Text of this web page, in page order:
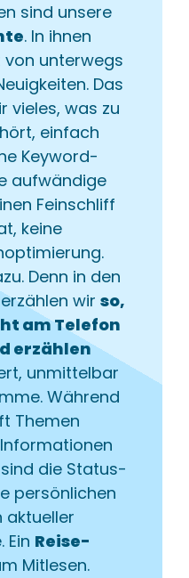
sind unsere
. In ihnen
von unterwegs
Das
vieles, was zu
einfach
Keyword-
aufwändige
Feinschliff
keine
Denn in den
wir so,
am Telefon
erzählen
unmittelbar
Während
Themen
die Status-
persönlichen
aktueller
Ein Reise-
Mitlesen.